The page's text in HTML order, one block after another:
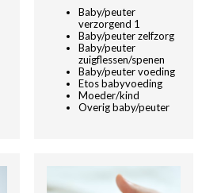
Baby/peuter
verzorgend 1
Baby/peuter zelfzorg
Baby/peuter
zuigflessen/spenen
Baby/peuter voeding
Etos babyvoeding
Moeder/kind
Overig baby/peuter